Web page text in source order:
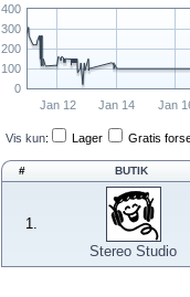
Jan 12 Jan 14 Jan
0
100
200
300
400
Vis kun: Lager Gratis
# BUTIK
1.
Stereo Studio